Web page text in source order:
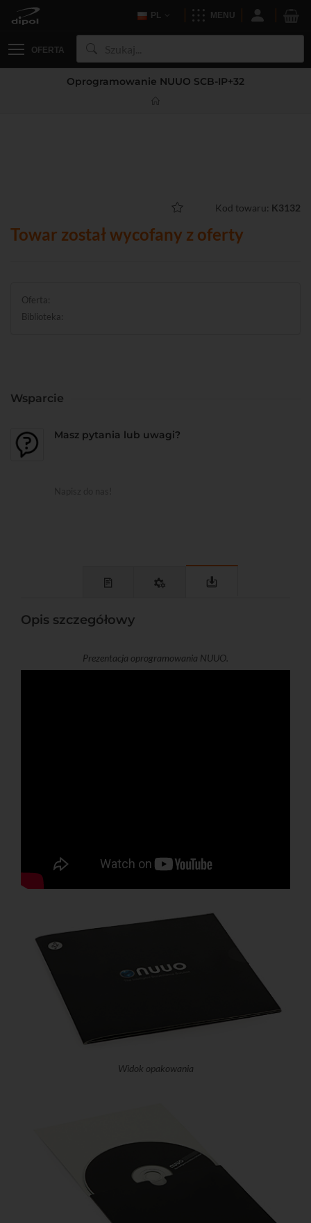
PL MENU
OFERTA
Oprogramowanie NUUO SCB-IP+32
Kod towaru: K3132
Towar został wycofany z oferty
Oferta:
Biblioteka:
Wsparcie
Masz pytania lub uwagi?
Opis szczegółowy
Prezentacja oprogramowania NUUO.
Widok opakowania